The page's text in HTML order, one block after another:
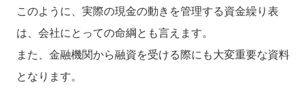
このように、実際の現金の動きを管理する資金繰り表
は、会社にとっての命綱とも言えます。
また、金融機関から融資を受ける際にも大変重要な資料
となります。